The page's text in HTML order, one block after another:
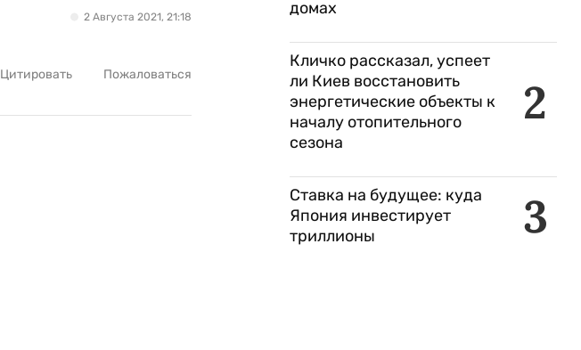
2 Августа 2021, 21:18
Цитировать Пожаловаться
домах
2
Кличко рассказал, успеет
ли Киев восстановить
энергетические объекты к
началу отопительного
сезона
3
Ставка на будущее: куда
Япония инвестирует
триллионы